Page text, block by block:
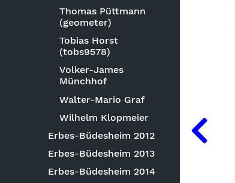
Thomas Püttmann
(geometer)
Tobias Horst
(tobs9578)
Volker-James
Münchhof
Walter-Mario Graf
Wilhelm Klopmeier
Erbes-Büdesheim 2012
Erbes-Büdesheim 2013
Erbes-Büdesheim 2014